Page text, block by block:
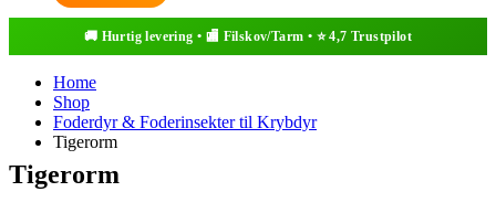
Home
Shop
Foderdyr & Foderinsekter til Krybdyr
Tigerorm
Tigerorm